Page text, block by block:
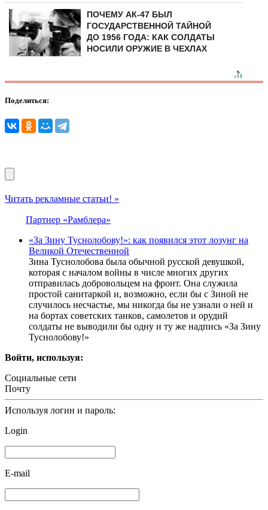
ПОЧЕМУ АК-47 БЫЛ
ГОСУДАРСТВЕННОЙ ТАЙНОЙ
ДО 1956 ГОДА: КАК СОЛДАТЫ
НОСИЛИ ОРУЖИЕ В ЧЕХЛАХ
Поделиться:
Читать рекламные статьи! »
Партнер «Рамблера»
«За Зину Туснолобову!»: как появился этот лозунг на
Великой Отечественной
Зина Туснолобова была обычной русской девушкой,
которая с началом войны в числе многих других
отправилась добровольцем на фронт. Она служила
простой санитаркой и, возможно, если бы с Зиной не
случилось несчастье, мы никогда бы не узнали о ней и
на бортах советских танков, самолетов и орудий
солдаты не выводили бы одну и ту же надпись «За Зину
Туснолобову!»
Войти, используя:
Социальные сети
Почту
Используя логин и пароль:
Login
E-mail